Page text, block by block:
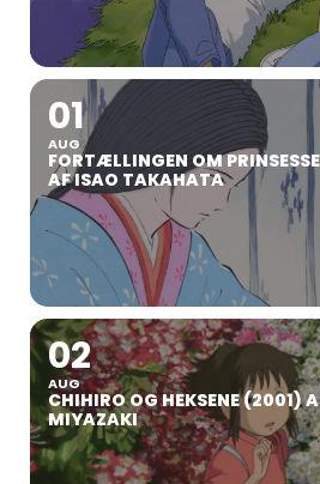
01
AUG
FORTÆLLINGEN OM
AF ISAO TAKAHATA
02
AUG
CHIHIRO OG HEKSENE (2001)
MIYAZAKI